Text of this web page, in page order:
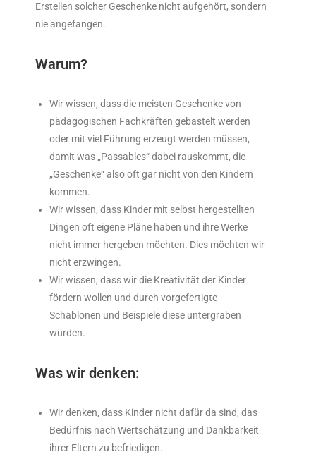
Erstellen solcher Geschenke nicht aufgehört, sondern
nie angefangen.
Warum?
Wir wissen, dass die meisten Geschenke von
pädagogischen Fachkräften gebastelt werden
oder mit viel Führung erzeugt werden müssen,
damit was „Passables“ dabei rauskommt, die
„Geschenke“ also oft gar nicht von den Kindern
kommen.
Wir wissen, dass Kinder mit selbst hergestellten
Dingen oft eigene Pläne haben und ihre Werke
nicht immer hergeben möchten. Dies möchten wir
nicht erzwingen.
Wir wissen, dass wir die Kreativität der Kinder
fördern wollen und durch vorgefertigte
Schablonen und Beispiele diese untergraben
würden.
Was wir denken:
Wir denken, dass Kinder nicht dafür da sind, das
Bedürfnis nach Wertschätzung und Dankbarkeit
ihrer Eltern zu befriedigen.